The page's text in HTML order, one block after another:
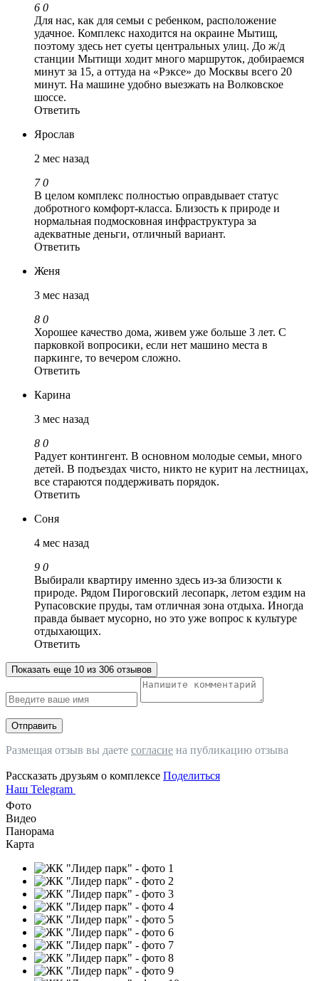
6 0
Для нас, как для семьи с ребенком, расположение
удачное. Комплекс находится на окраине Мытищ,
поэтому здесь нет суеты центральных улиц. До ж/д
станции Мытищи ходит много маршруток, добираемся
минут за 15, а оттуда на «Рэксе» до Москвы всего 20
минут. На машине удобно выезжать на Волковское
шоссе.
Ответить
Ярослав
2 мес назад
7 0
В целом комплекс полностью оправдывает статус
добротного комфорт-класса. Близость к природе и
нормальная подмосковная инфраструктура за
адекватные деньги, отличный вариант.
Ответить
Женя
3 мес назад
8 0
Хорошее качество дома, живем уже больше 3 лет. С
парковкой вопросики, если нет машино места в
паркинге, то вечером сложно.
Ответить
Карина
3 мес назад
8 0
Радует контингент. В основном молодые семьи, много
детей. В подъездах чисто, никто не курит на лестницах,
все стараются поддерживать порядок.
Ответить
Соня
4 мес назад
9 0
Выбирали квартиру именно здесь из-за близости к
природе. Рядом Пироговский лесопарк, летом ездим на
Рупасовские пруды, там отличная зона отдыха. Иногда
правда бывает мусорно, но это уже вопрос к культуре
отдыхающих.
Ответить
Показать еще 10 из 306 отзывов
Отправить
Размещая отзыв вы даете согласие на публикацию отзыва
Рассказать друзьям о комплексе Поделиться
Наш Telegram
Фото
Видео
Панорама
Карта